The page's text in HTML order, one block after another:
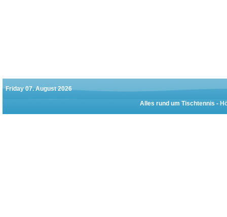
Friday 07. August 2026
Alles rund um Tischtennis -